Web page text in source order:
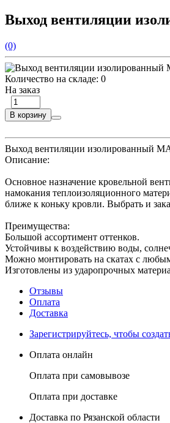
Выход вентиляции
(0)
Количество на складе: 0
На заказ
В корзину
Выход вентиляции изолированный
Описание:
Основное назначение кровельной
намокания теплоизоляционного
ближе к коньку кровли. Выбрать и
Преимущества:
Большой ассортимент оттенков.
Устойчивы к воздействию воды,
Можно монтировать на скатах с
Изготовлены из ударопрочных
Отзывы
Оплата
Доставка
Зарегистрируйтесь, чтобы
Оплата онлайн
Оплата при самовывозе
Оплата при доставке
Доставка по Рязанской области